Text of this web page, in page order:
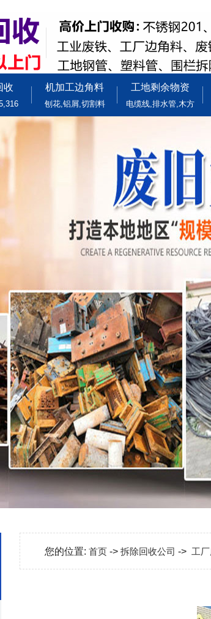
收 机加工边角料
刨花,铝屑,切割料
工地剩余物资
电缆线,排水管,木方
您的位置: 首页 -> 拆除回收公司 -> 工